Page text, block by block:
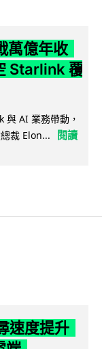
萬億年收
Starlink 覆
與 AI 業務帶動，
裁 Elon...
閱讀
速度提升